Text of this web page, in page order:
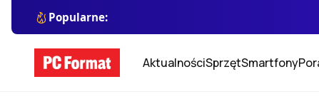
Popularne:
AktualnościSprzętSmartfony